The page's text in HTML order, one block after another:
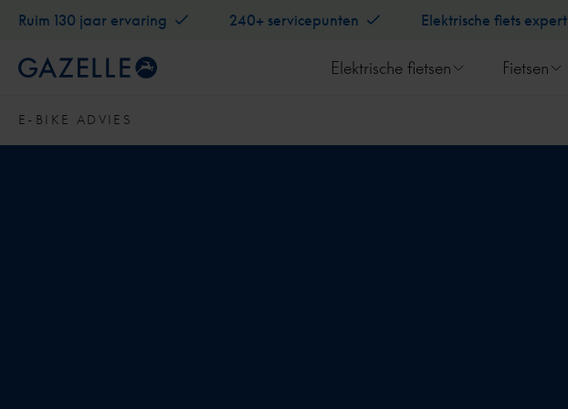
Ruim 130 jaar ervaring 240+ servicepunten Elektrische fiets expert
Elektrische fietsen Fietsen
E-BIKE ADVIES